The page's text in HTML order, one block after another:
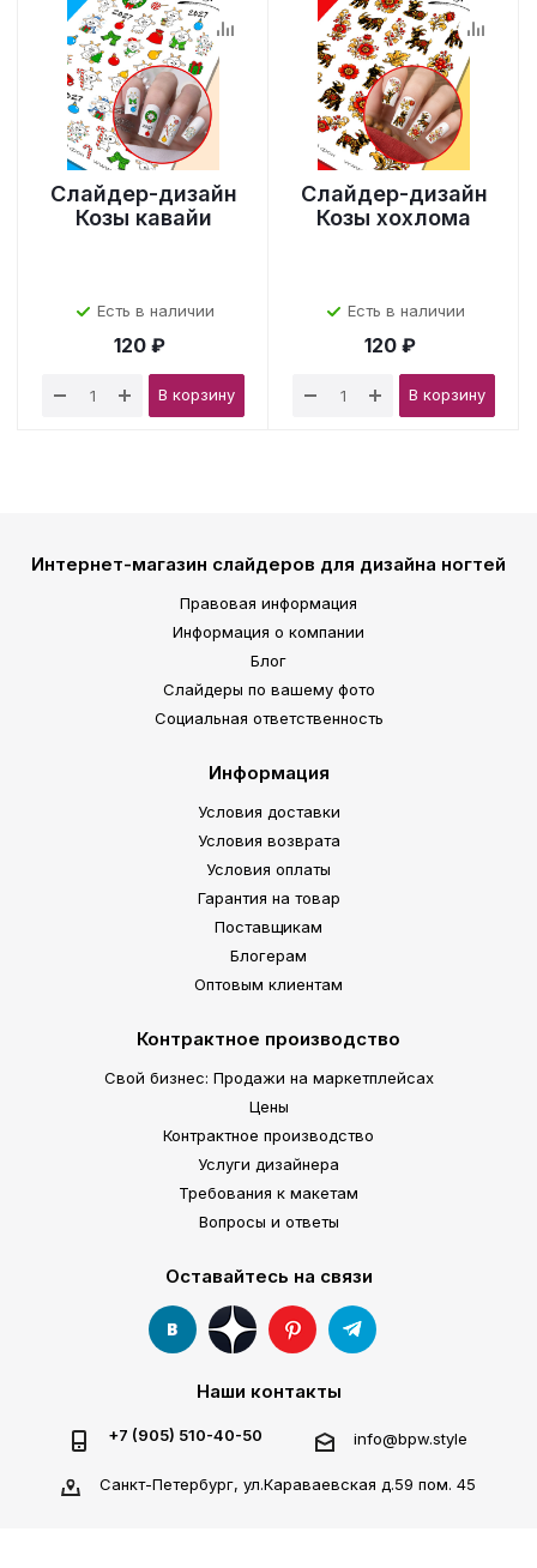
Слайдер-дизайн
Козы кавайи
Есть в наличии
120 ₽
В корзину
Слайдер-дизайн
Козы хохлома
Есть в наличии
120 ₽
В корзину
Интернет-магазин слайдеров для дизайна ногтей
Правовая информация
Информация о компании
Блог
Слайдеры по вашему фото
Социальная ответственность
Информация
Условия доставки
Условия возврата
Условия оплаты
Гарантия на товар
Поставщикам
Блогерам
Оптовым клиентам
Контрактное производство
Свой бизнес: Продажи на маркетплейсах
Цены
Контрактное производство
Услуги дизайнера
Требования к макетам
Вопросы и ответы
Оставайтесь на связи
Наши контакты
+7 (905) 510-40-50 info@bpw.style
Санкт-Петербург, ул.Караваевская д.59 пом. 45